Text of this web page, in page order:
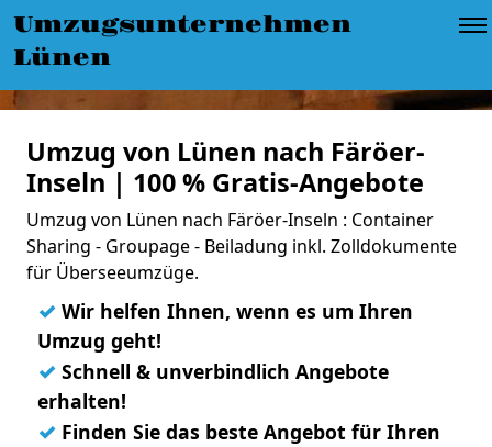
Umzugsunternehmen
Lünen
Umzug von Lünen nach Färöer-
Inseln | 100 % Gratis-Angebote
Umzug von Lünen nach Färöer-Inseln : Container
Sharing - Groupage - Beiladung inkl. Zolldokumente
für Überseeumzüge.
✓ Wir helfen Ihnen, wenn es um Ihren
Umzug geht!
✓ Schnell & unverbindlich Angebote
erhalten!
✓ Finden Sie das beste Angebot für Ihren